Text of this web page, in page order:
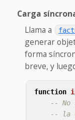
Carga
Llama a
generar
forma
breve, y
function
-- No
-- la